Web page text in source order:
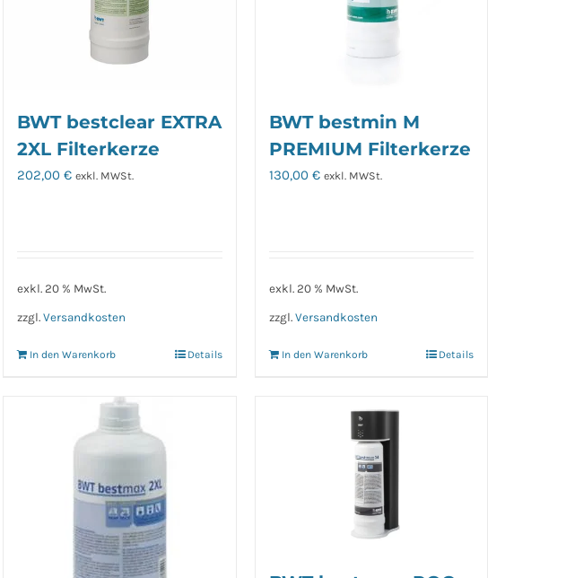
BWT bestclear EXTRA
2XL Filterkerze
202,00€ exkl. MWSt.
exkl. 20 % MwSt.
zzgl.Versandkosten
In den Warenkorb Details
BWT bestmin M
PREMIUM Filterkerze
130,00 € exkl. MWSt.
exkl. 20 % MwSt.
zzgl. Versandkosten
In den Warenkorb Details